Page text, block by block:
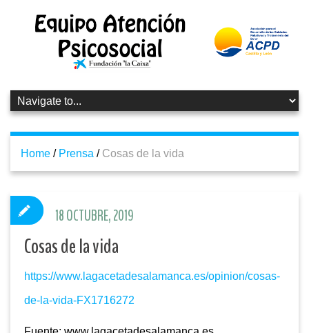
Home / Prensa / Cosas de la vida
Cosas de la vida
https://www.lagacetadesalamanca.es/opinion/cosas-
de-la-vida-FX1716272
18 OCTUBRE, 2019